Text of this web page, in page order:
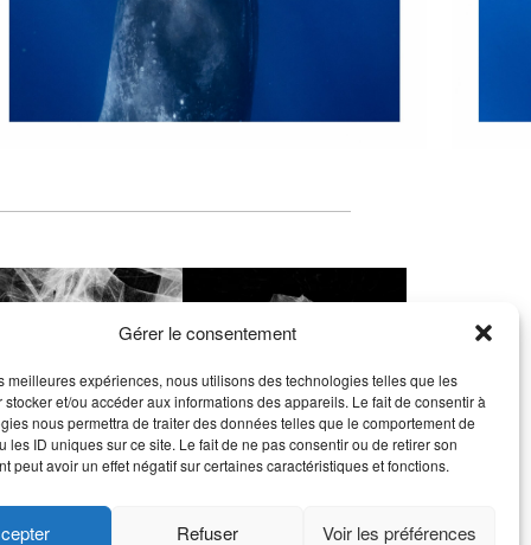
Gérer le consentement
meilleures expériences, nous utilisons des technologies telles que les
stocker et/ou accéder aux informations des appareils. Le fait de consentir à
nous permettra de traiter des données telles que le comportement de
les ID uniques sur ce site. Le fait de ne pas consentir ou de retirer son
peut avoir un effet négatif sur certaines caractéristiques et fonctions.
Refuser Voir les préférences
Top